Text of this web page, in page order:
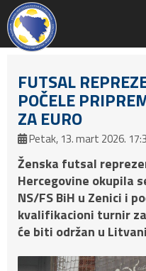
FUTSAL
POČELE
ZA EURO
Petak, 13. mart 2026.
Ženska futsal
Hercegovine okupila
NS/FS BiH u Zenici i
kvalifikacioni turnir
će biti održan u